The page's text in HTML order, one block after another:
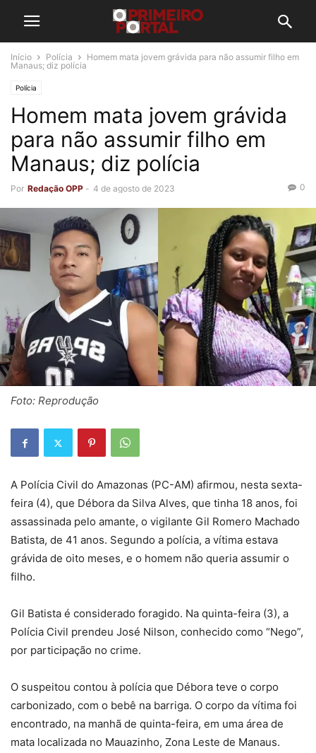
Início Polícia
Homem mata jovem grávida para não assumir filho em
Manaus; diz polícia
Polícia
Homem mata jovem grávida
para não assumir filho em
Manaus; diz polícia
Por Redação OPP - 4 de agosto de 2023 0
Foto: Reprodução
A Polícia Civil do Amazonas (PC-AM) afirmou, nesta sexta-
feira (4), que Débora da Silva Alves, que tinha 18 anos, foi
assassinada pelo amante, o vigilante Gil Romero Machado
Batista, de 41 anos. Segundo a polícia, a vítima estava
grávida de oito meses, e o homem não queria assumir o
filho.
Gil Batista é considerado foragido. Na quinta-feira (3), a
Polícia Civil prendeu José Nilson, conhecido como “Nego”,
por participação no crime.
O suspeitou contou à polícia que Débora teve o corpo
carbonizado, com o bebê na barriga. O corpo da vítima foi
encontrado, na manhã de quinta-feira, em uma área de
mata localizada no Mauazinho, Zona Leste de Manaus.